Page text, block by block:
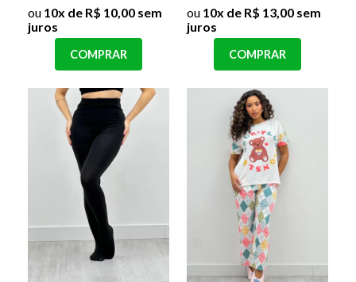
ou 10x de R$ 10,00 sem
juros
COMPRAR
ou 10x de R$ 13,00 sem
juros
COMPRAR